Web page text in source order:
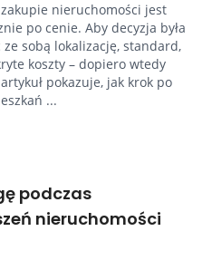
nieruchomości jest
po cenie. Aby decyzja była
sobą lokalizację, standard,
koszty – dopiero wtedy
pokazuje, jak krok po
...
podczas
nieruchomości